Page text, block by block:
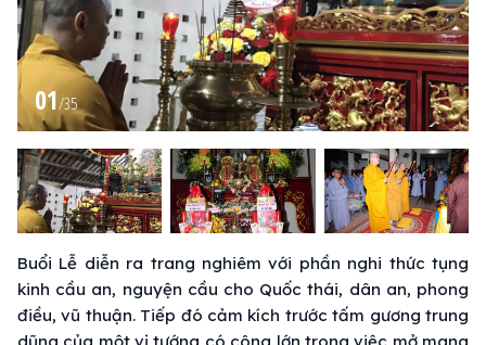
01/35
Buổi Lễ diễn ra trang nghiêm với phần nghi thức tụng
kinh cầu an, nguyện cầu cho Quốc thái, dân an, phong
điều, vũ thuận. Tiếp đó cảm kích trước tấm gương trung
dũng của một vị tướng có công lớn trong việc mở mang